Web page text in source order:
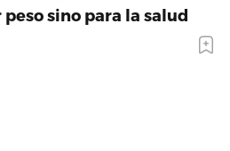
sino para la salud